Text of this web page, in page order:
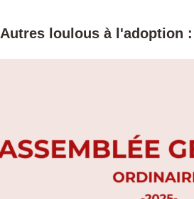
Autres loulous à l'adoption :